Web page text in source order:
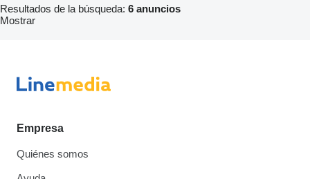
Resultados de la búsqueda: 6 anuncios
Mostrar
Empresa
Quiénes somos